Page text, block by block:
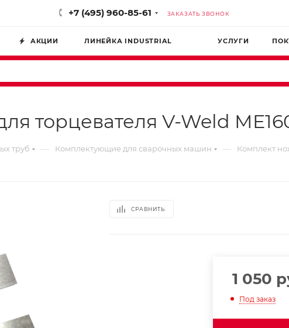
+7 (495) 960-85-61 ЗАКАЗАТЬ ЗВОНОК
АКЦИИ ЛИНЕЙКА INDUSTRIAL УСЛУГИ
торцевателя V-Weld
труб — Комплектующие для сварочных машин — Комплект
СРАВНИТЬ
1 050
Под заказ